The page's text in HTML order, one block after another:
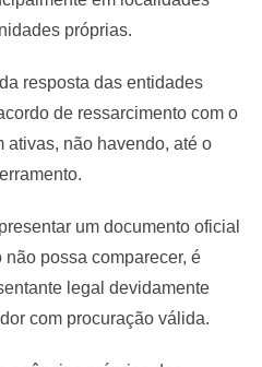
próprias.
resposta das entidades
de ressarcimento com o
ativas, não havendo, até o
um documento oficial
possa comparecer, é
legal devidamente
com procuração válida.​